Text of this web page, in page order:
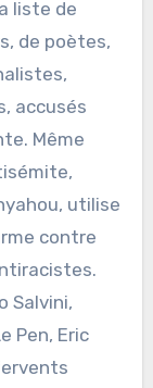
liste de
de poètes,
accusés
Même
utilise
contre
Salvini,
Pen, Eric